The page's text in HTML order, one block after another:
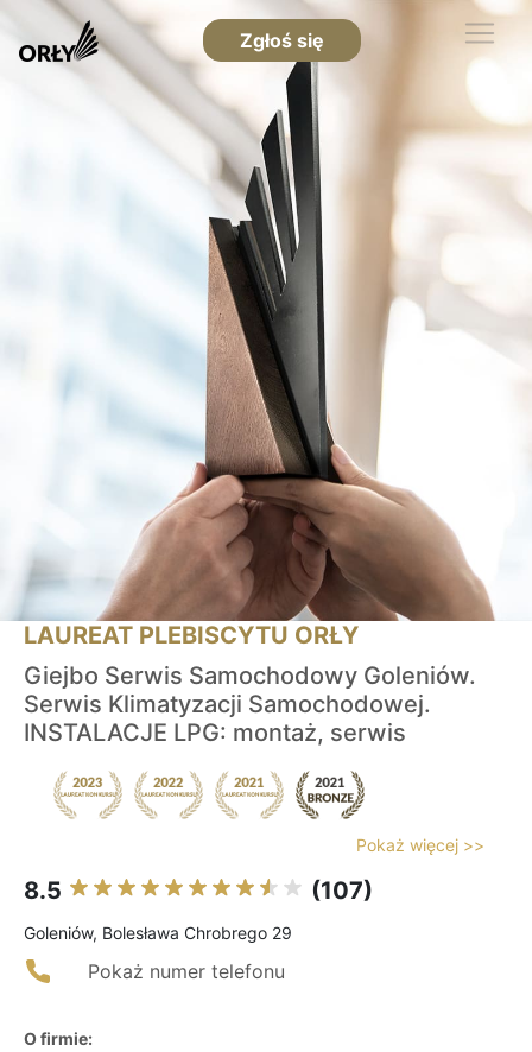
Zgłoś się
LAUREAT PLEBISCYTU ORŁY
Giejbo Serwis Samochodowy Goleniów.
Serwis Klimatyzacji Samochodowej.
INSTALACJE LPG: montaż, serwis
Pokaż więcej >>
8.5 (107)
Goleniów, Bolesława Chrobrego 29
Pokaż numer telefonu
O firmie: